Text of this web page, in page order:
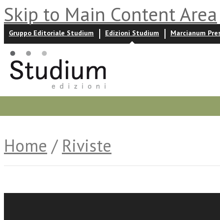
Skip to Main Content Area
Gruppo Editoriale Studium Edizioni Studium Marcianum
Home / Riviste